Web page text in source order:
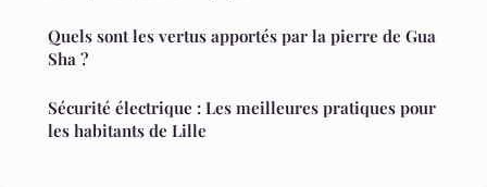
Quels sont les vertus apportés par la pierre de Gua
Sha ?
Sécurité électrique : Les meilleures pratiques pour
les habitants de Lille